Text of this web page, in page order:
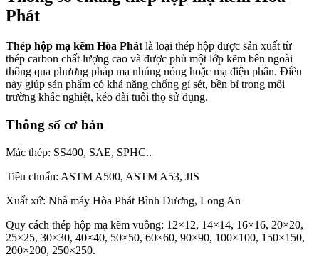
Phát
Thép hộp mạ kẽm Hòa Phát là loại thép hộp được sản xuất từ
thép carbon chất lượng cao và được phủ một lớp kẽm bên ngoài
thông qua phương pháp mạ nhúng nóng hoặc mạ điện phân. Điều
này giúp sản phẩm có khả năng chống gỉ sét, bền bỉ trong môi
trường khắc nghiệt, kéo dài tuổi thọ sử dụng.
Thông số cơ bản
Mác thép: SS400, SAE, SPHC..
Tiêu chuẩn: ASTM A500, ASTM A53, JIS
Xuất xứ: Nhà máy Hòa Phát Bình Dương, Long An
Quy cách thép hộp mạ kẽm vuông: 12×12, 14×14, 16×16, 20×20,
25×25, 30×30, 40×40, 50×50, 60×60, 90×90, 100×100, 150×150,
200×200, 250×250.